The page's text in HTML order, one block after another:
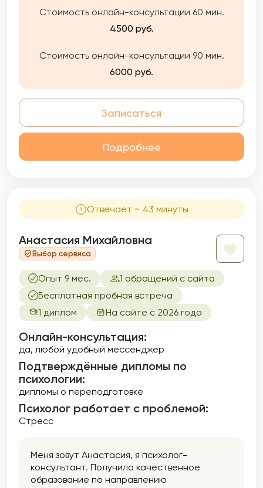
работы. Я готова помочь Вам найти
оптимальное решение, которое улучшит
приятной и насыщенной.
Стоимость онлайн-консультации 60 мин.
4500 руб.
Стоимость онлайн-консультации 90 мин.
6000 руб.
Записаться
Подробнее
Отвечает ~ 43 минуты
Анастасия Михайловна
Выбор сервиса
Опыт 9 мес.
1 обращений с сайта
Бесплатная пробная встреча
1 диплом
На сайте с 2026 года
Онлайн-консультация:
да, любой удобный мессенджер
Подтверждённые дипломы по
психологии:
дипломы о переподготовке
Психолог работает с проблемой:
Стресс
Меня зовут Анастасия, я психолог-
консультант. Получила качественное
образование по направлению